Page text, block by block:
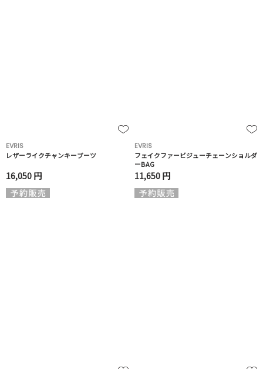
EVRIS
レザーライクチャンキーブーツ
16,050 円
EVRIS
フェイクファービジューチェーンショルダ
ーBAG
11,650 円